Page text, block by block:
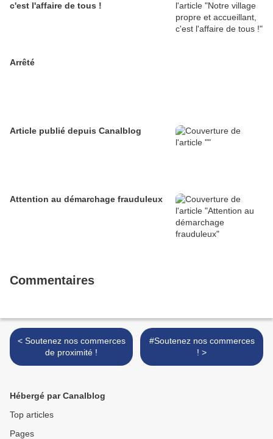
c'est l'affaire de tous !
Arrêté
Article publié depuis Canalblog
Attention au démarchage frauduleux
Commentaires
< Soutenez nos commerces
de proximité !
#Soutenez nos commerces
! >
Hébergé par Canalblog
Top articles
Pages